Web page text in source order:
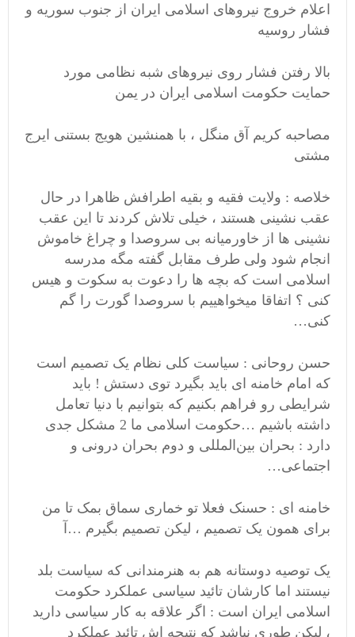
اعلام خروج نیروهای اسلامی ایران از جنوب سوریه و
فشار روسیه
بالا رفتن فشار روی نیروهای شبه نظامی مورد
حمایت حکومت اسلامی ایران در یمن
مصاحبه کریم آق منگل ، با همنشین هویج بستنی ایرج
مشتی
خلاصه : ولایت فقیه و بقیه اطرافش ظاهرا در حال
عقب نشینی هستند ، خیلی تلاش کردند تا این عقب
نشینی ها از خاورمیانه بی سروصدا و چراغ خاموش
انجام شود ولی طرف مقابل گفته مگه مدرسه
اسلامی است که بچه ها را دعوت به سکوت و هیس
کنی ؟ اتفاقا میخواهییم با سروصدا گورت را گم
کنی…
حسن روحانی : سیاست کلی نظام یک تصمیم است
که امام خامنه ای باید بگیرد توی دستش ! باید
شرایطی رو فراهم بکنیم که بتوانیم با دنیا تعامل
داشته باشیم …حکومت اسلامی ما 2 مشکل جدی
دارد : بحران بین‌المللی و دوم بحران درونی و
اجتماعی…
خامنه ای : حسنک فعلا تو خماری سماق بمک تا من
برای همون یک تصمیم ، لیکن تصمیم بگیرم …آ
یک توصیه دوستانه هم به هنرمندانی که سیاست بلد
نیستند اما کارشان تائید سیاسی عملکرد حکومت
اسلامی ایران است : اگر علاقه به کار سیاسی دارید
، لیکن طوری نباشد که نتیجه اش تائید عملکرد